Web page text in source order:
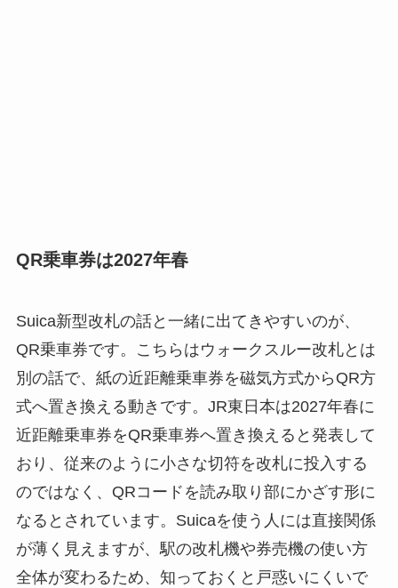
QR乗車券は2027年春
Suica新型改札の話と一緒に出てきやすいのが、
QR乗車券です。こちらはウォークスルー改札とは
別の話で、紙の近距離乗車券を磁気方式からQR方
式へ置き換える動きです。JR東日本は2027年春に
近距離乗車券をQR乗車券へ置き換えると発表して
おり、従来のように小さな切符を改札に投入する
のではなく、QRコードを読み取り部にかざす形に
なるとされています。Suicaを使う人には直接関係
が薄く見えますが、駅の改札機や券売機の使い方
全体が変わるため、知っておくと戸惑いにくいで